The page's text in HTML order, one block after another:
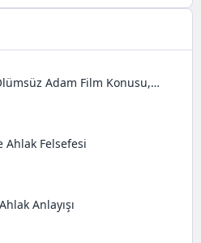
Adam Film Konusu,
Ahlak Felsefesi
Anlayışı